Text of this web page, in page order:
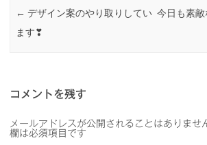
← デザイン案のやり取りしてい
ます❣
今日も素
コメントを残す
メールアドレスが公開されることはありませ
欄は必須項目です